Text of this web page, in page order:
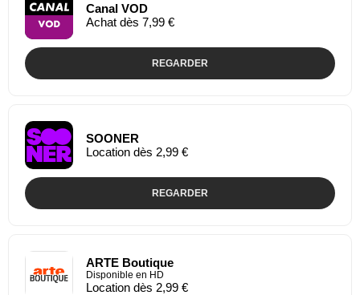
Canal VOD
Achat dès 7,99 €
REGARDER
SOONER
Location dès 2,99 €
REGARDER
ARTE Boutique
Disponible en HD
Location dès 2,99 €